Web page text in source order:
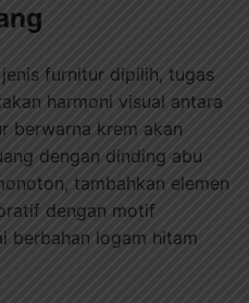
furnitur dipilih, tugas
harmoni visual antara
berwarna krem akan
dengan dinding abu
tambahkan elemen
dengan motif
berbahan logam hitam